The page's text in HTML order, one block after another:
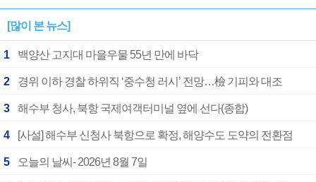
[많이 본 뉴스]
1 백양산 고지대 마을우물 55년 만에 바닥
2 경위 이하 경찰 하위직 ‘중수청 러시’ 전망…檢 기피와 대조
3 해수부 청사, 북항 국제여객터미널 옆에 선다(종합)
4 [사설] 해수부 신청사 북항으로 확정, 해양수도 도약의 전환점
5 오늘의 날씨- 2026년 8월 7일